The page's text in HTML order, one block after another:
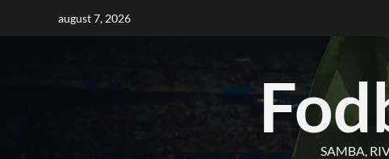
august 7, 2026
SAMBA,